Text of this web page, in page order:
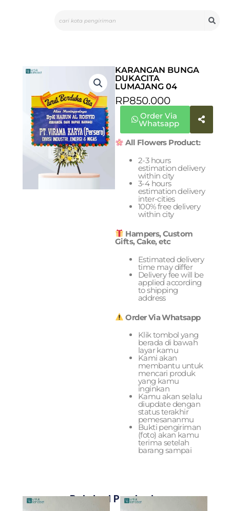
KARANGAN BUNGA
DUKACITA
LUMAJANG 04
RP850.000
Order Via
Whatsapp
All Flowers Product:
2-3 hours
estimation delivery
within city
3-4 hours
estimation delivery
inter-cities
100% free delivery
within city
Hampers, Custom
Gifts, Cake, etc
Estimated delivery
time may differ
Delivery fee will be
applied according
to shipping
address
Order Via Whatsapp
Klik tombol yang
berada di bawah
layar kamu
Kami akan
membantu untuk
mencari produk
yang kamu
inginkan
Kamu akan selalu
diupdate dengan
status terakhir
pemesananmu
Bukti pengiriman
(foto) akan kamu
terima setelah
barang sampai
Related Products